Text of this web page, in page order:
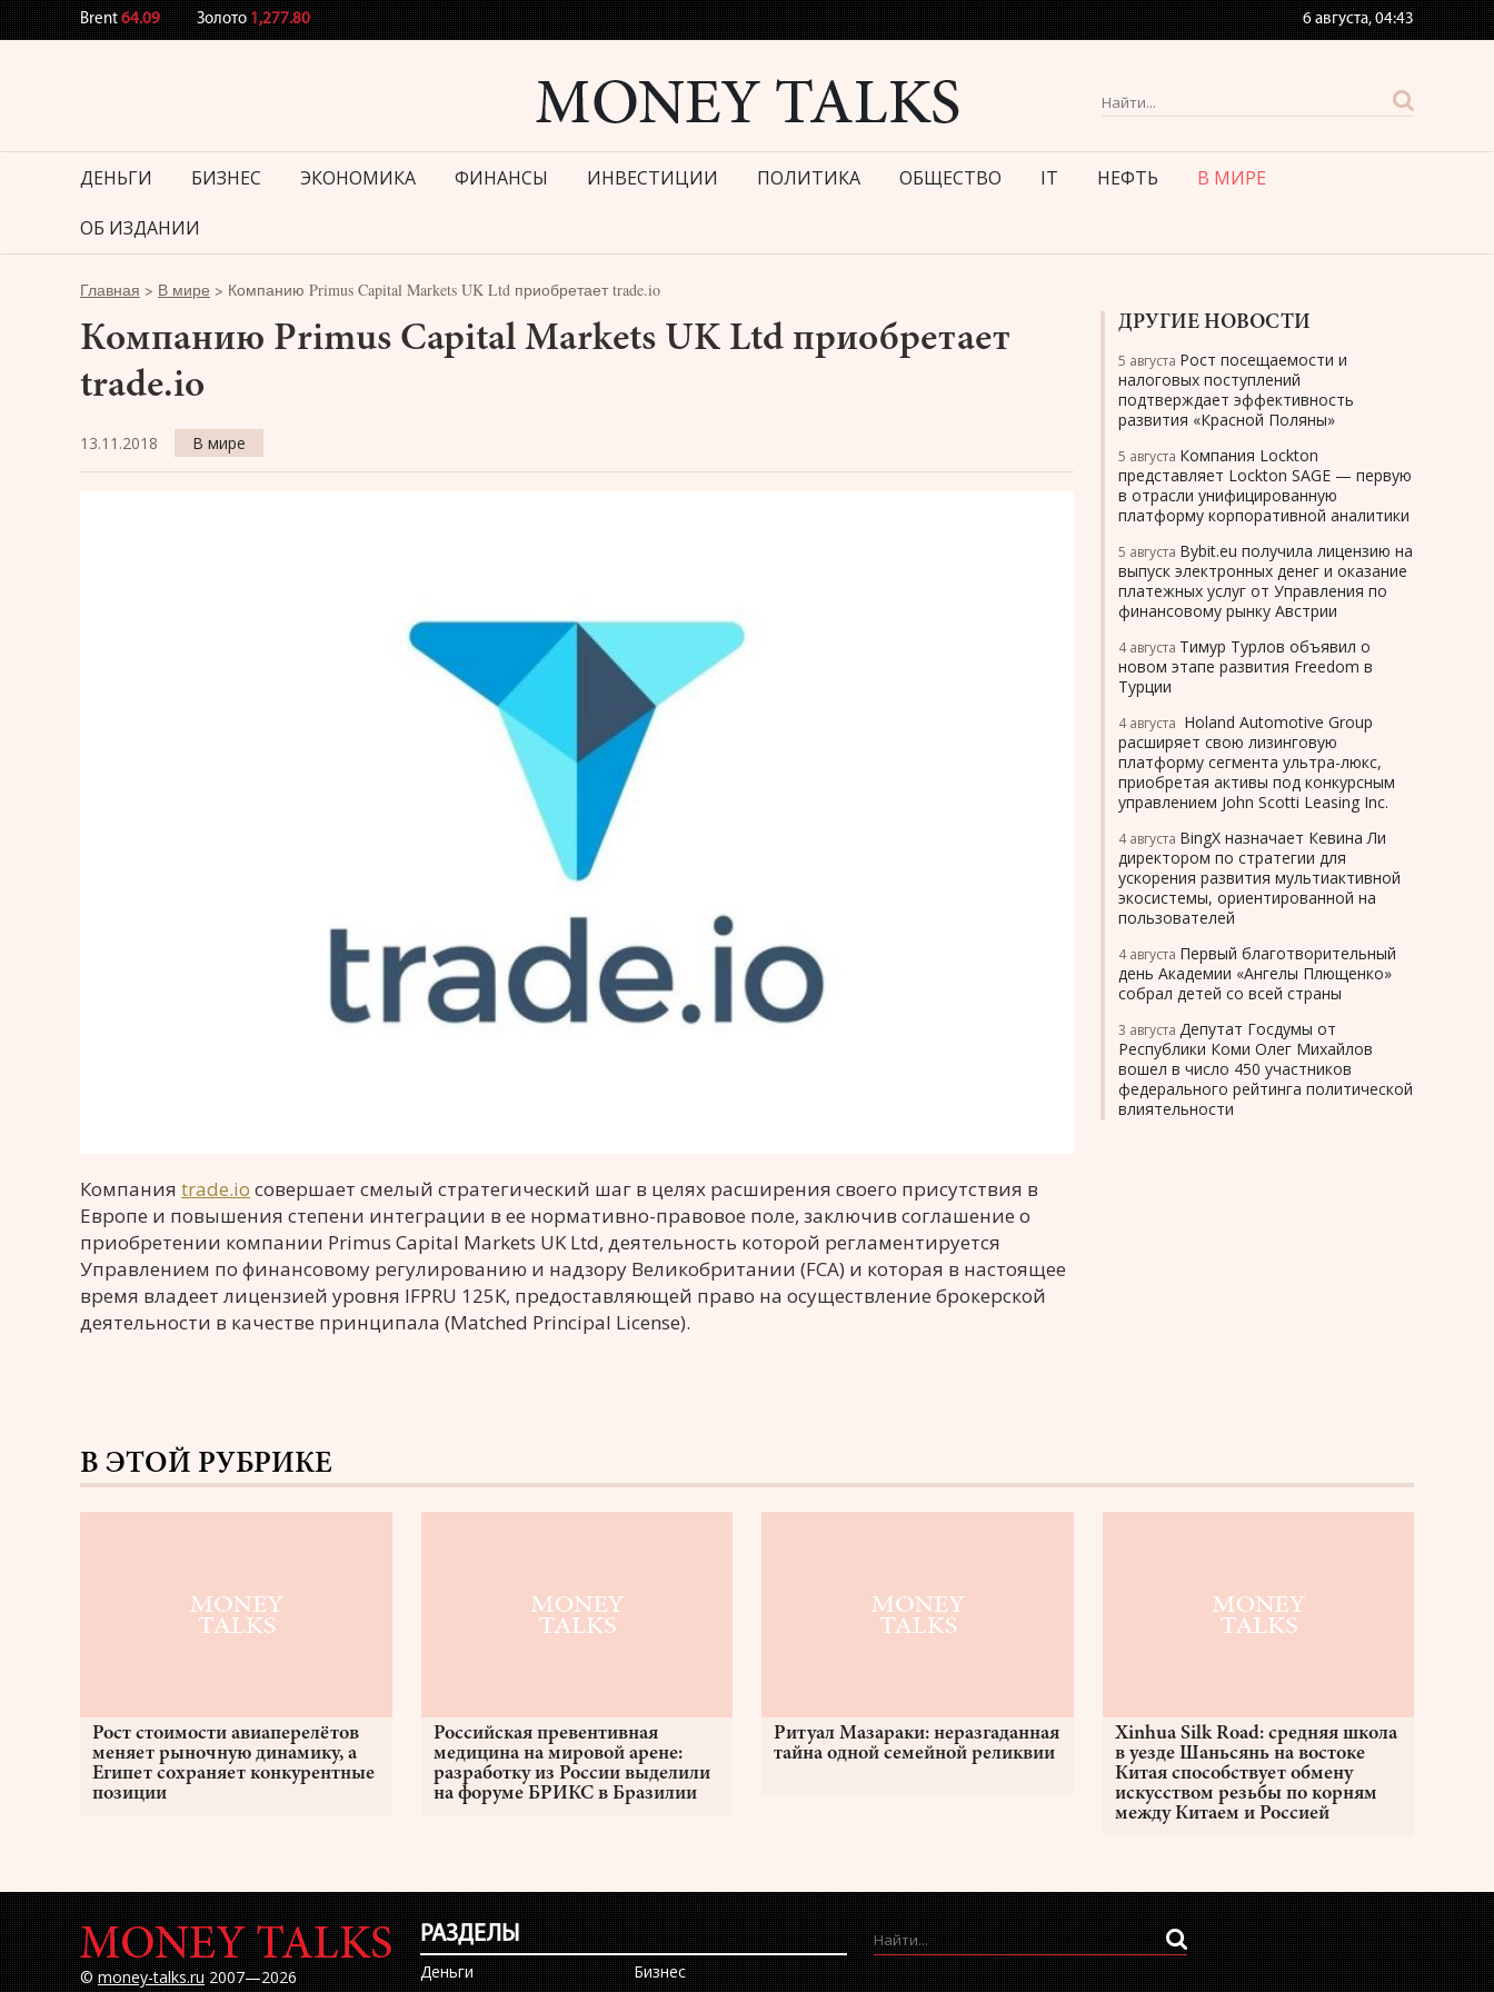
Brent64.09 Золото1,277.80 6 августа,04:43
ДЕНЬГИ БИЗНЕС ЭКОНОМИКА ФИНАНСЫ ИНВЕСТИЦИИ ПОЛИТИКА ОБЩЕСТВО IT НЕФТЬ В МИРЕ
ОБ ИЗДАНИИ
Главная > В мире > Компанию Primus Capital Markets UK Ltd приобретает trade.io
Компанию Primus Capital Markets UK Ltd приобретает
trade.io
13.11.2018 В мире
Компания trade.io совершает смелый стратегический шаг в целях расширения своего присутствия в
Европе и повышения степени интеграции в ее нормативно-правовое поле, заключив соглашение о
приобретении компании Primus Capital Markets UK Ltd, деятельность которой регламентируется
Управлением по финансовому регулированию и надзору Великобритании (FCA) и которая в настоящее
время владеет лицензией уровня IFPRU 125K, предоставляющей право на осуществление брокерской
деятельности в качестве принципала (Matched Principal License).
ДРУГИЕ НОВОСТИ
5 августа Рост посещаемости и
налоговых поступлений
подтверждает эффективность
развития «Красной Поляны»
5 августа Компания Lockton
представляет Lockton SAGE — первую
в отрасли унифицированную
платформу корпоративной аналитики
5 августа Bybit.eu получила лицензию на
выпуск электронных денег и оказание
платежных услуг от Управления по
финансовому рынку Австрии
4 августа Тимур Турлов объявил о
новом этапе развития Freedom в
Турции
4 августа Holand Automotive Group
расширяет свою лизинговую
платформу сегмента ультра-люкс,
приобретая активы под конкурсным
управлением John Scotti Leasing Inc.
4 августа BingX назначает Кевина Ли
директором по стратегии для
ускорения развития мультиактивной
экосистемы, ориентированной на
пользователей
4 августа Первый благотворительный
день Академии «Ангелы Плющенко»
собрал детей со всей страны
3 августа Депутат Госдумы от
Республики Коми Олег Михайлов
вошел в число 450 участников
федерального рейтинга политической
влиятельности
В ЭТОЙ РУБРИКЕ
Рост стоимости авиаперелётов
меняет рыночную динамику, а
Египет сохраняет конкурентные
позиции
Российская превентивная
медицина на мировой арене:
разработку из России выделили
на форуме БРИКС в Бразилии
Ритуал Мазараки: неразгаданная
тайна одной семейной реликвии
Xinhua Silk Road: средняя школа
в уезде Шаньсянь на востоке
Китая способствует обмену
искусством резьбы по корням
между Китаем и Россией
©money-talks.ru2007—2026
РАЗДЕЛЫ
Деньги
Бизнес